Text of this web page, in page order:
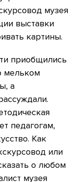
музея
выставки
картины.
приобщились
мельком
а
педагогам,
Как
или
о любом
музея